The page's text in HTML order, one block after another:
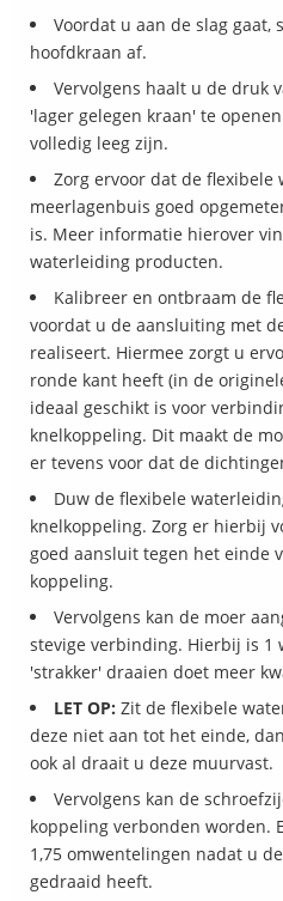
Voordat u aan de slag gaat,
hoofdkraan af.
Vervolgens haalt u de druk
'lager gelegen kraan' te
volledig leeg zijn.
Zorg ervoor dat de flexibele
meerlagenbuis goed
is. Meer informatie hierover
waterleiding producten.
Kalibreer en ontbraam de
voordat u de aansluiting met
realiseert. Hiermee zorgt u
ronde kant heeft (in de
ideaal geschikt is voor
knelkoppeling. Dit maakt de
er tevens voor dat de
Duw de flexibele
knelkoppeling. Zorg er hierbij
goed aansluit tegen het einde
koppeling.
Vervolgens kan de moer
stevige verbinding. Hierbij is 1
'strakker' draaien doet meer
LET OP: Zit de flexibele
deze niet aan tot het einde,
ook al draait u deze muurvast.
Vervolgens kan de
koppeling verbonden worden.
1,75 omwentelingen nadat u
gedraaid heeft.